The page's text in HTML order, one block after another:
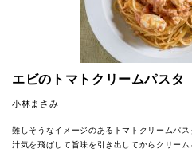
エビのトマトクリームパスタ
小林まさみ
難しそうなイメージのあるトマトクリームパ
汁気を飛ばして旨味を引き出してからクリー